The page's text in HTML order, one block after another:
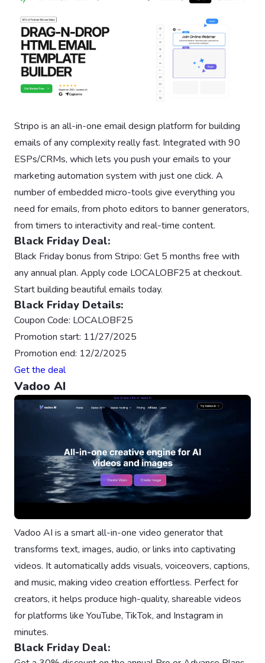
Stripo is an all-in-one email design platform for building
emails of any complexity really fast. Integrated with 90
ESPs/CRMs, which lets you push your emails to your
marketing automation system with just one click. A
number of embedded micro-tools give everything you
need for emails, from photo editors to banner generators,
from timers to interactivity and real-time content.
Black Friday Deal:
Black Friday bonus from Stripo: Get 5 months free with
any annual plan. Apply code LOCALOBF25 at checkout.
Start building beautiful emails today.
Black Friday Details:
Coupon Code: LOCALOBF25
Promotion start: 11/27/2025
Promotion end: 12/2/2025
Get the deal
Vadoo AI
Vadoo AI is a smart all-in-one video generator that
transforms text, images, audio, or links into captivating
videos. It automatically adds visuals, voiceovers, captions,
and music, making video creation effortless. Perfect for
creators, it helps produce high-quality, shareable videos
for platforms like YouTube, TikTok, and Instagram in
minutes.
Black Friday Deal: